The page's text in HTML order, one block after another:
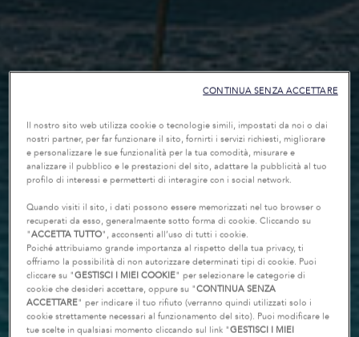
Il nostro sito web utilizza cookie o tecnologie simili, impostati da noi o dai
nostri partner, per far funzionare il sito, fornirti i servizi richiesti, migliorare
e personalizzare le sue funzionalità per la tua comodità, misurare e
analizzare il pubblico e le prestazioni del sito, adattare la pubblicità al tuo
profilo di interessi e permetterti di interagire con i social network.
Quando visiti il sito, i dati possono essere memorizzati nel tuo browser o
recuperati da esso, generalmaente sotto forma di cookie. Cliccando su
"ACCETTA TUTTO", acconsenti all’uso di tutti i cookie.
Poiché attribuiamo grande importanza al rispetto della tua privacy, ti
offriamo la possibilità di non autorizzare determinati tipi di cookie. Puoi
cliccare su "GESTISCI I MIEI COOKIE" per selezionare le categorie di
cookie che desideri accettare, oppure su "CONTINUA SENZA
ACCETTARE" per indicare il tuo rifiuto (verranno quindi utilizzati solo i
cookie strettamente necessari al funzionamento del sito). Puoi modificare le
tue scelte in qualsiasi momento cliccando sul link "GESTISCI I MIEI
CONTINUA SENZA ACCETTARE